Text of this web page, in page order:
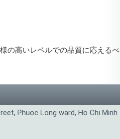
の高いレベルでの品質に応えるべ
Phuoc Long ward, Ho Chi Minh